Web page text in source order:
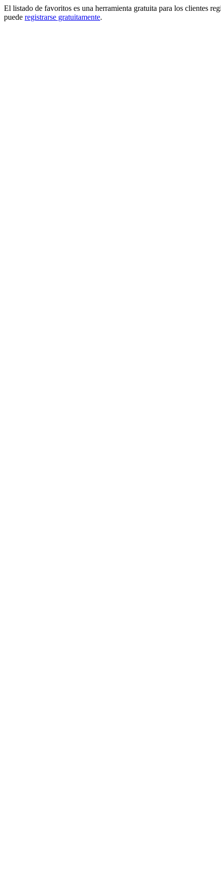
El listado de favoritos es una herramienta gratuita para los clientes
puede registrarse gratuitamente.